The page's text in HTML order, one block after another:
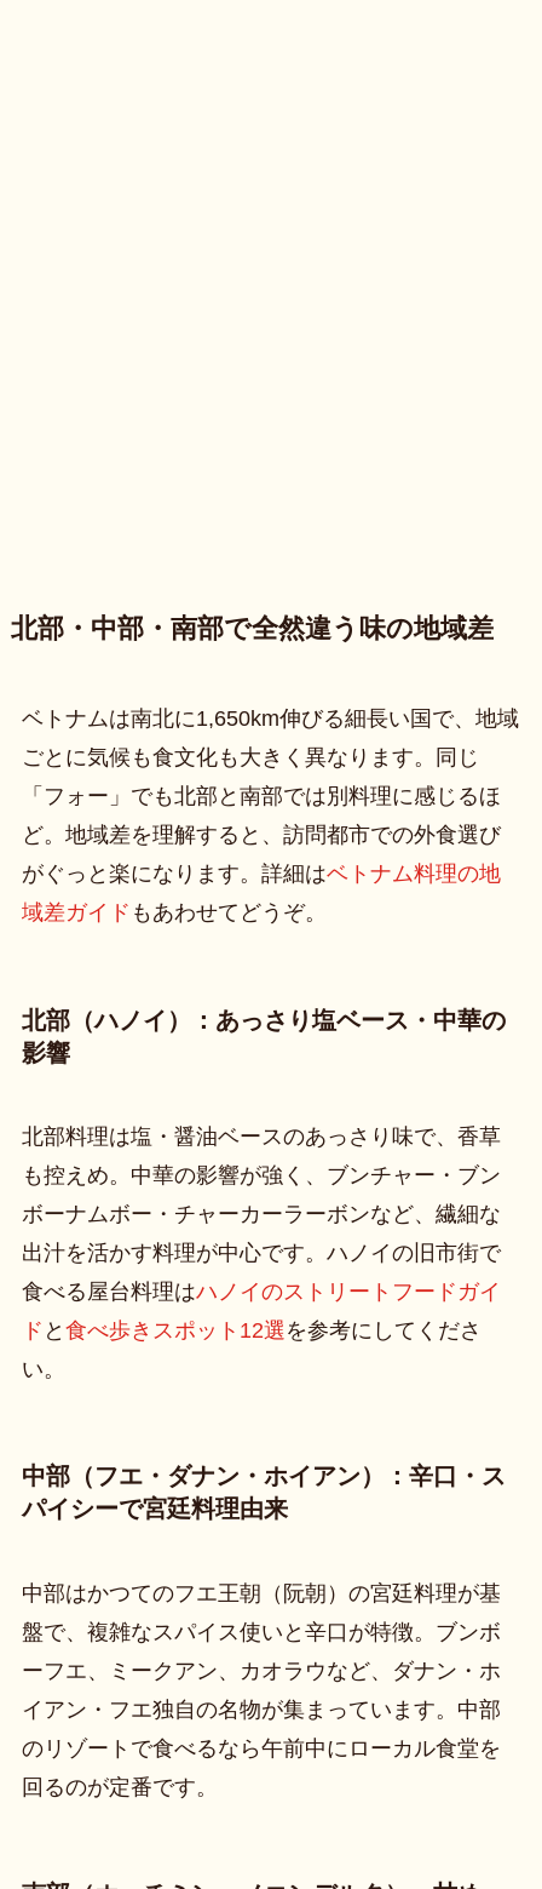
北部・中部・南部で全然違う味の地域差
ベトナムは南北に1,650km伸びる細長い国で、地域
ごとに気候も食文化も大きく異なります。同じ
「フォー」でも北部と南部では別料理に感じるほ
ど。地域差を理解すると、訪問都市での外食選び
がぐっと楽になります。詳細はベトナム料理の地
域差ガイド もあわせてどうぞ。
北部（ハノイ）：あっさり塩ベース・中華の
影響
北部料理は塩・醤油ベースのあっさり味で、香草
も控えめ。中華の影響が強く、ブンチャー・ブン
ボーナムボー・チャーカーラーボンなど、繊細な
出汁を活かす料理が中心です。ハノイの旧市街で
食べる屋台料理はハノイのストリートフードガイ
ド と 食べ歩きスポット12選 を参考にしてくださ
い。
中部（フエ・ダナン・ホイアン）：辛口・ス
パイシーで宮廷料理由来
中部はかつてのフエ王朝（阮朝）の宮廷料理が基
盤で、複雑なスパイス使いと辛口が特徴。ブンボ
ーフエ、ミークアン、カオラウなど、ダナン・ホ
イアン・フエ独自の名物が集まっています。中部
のリゾートで食べるなら午前中にローカル食堂を
回るのが定番です。